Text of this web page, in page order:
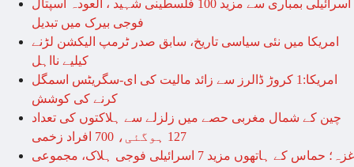
اسرائیلی بمباری سے مزید 100 فلسطینی شہید ، العودہ اسپتال
فوجی بیرک میں تبدیل
امریکا میں نئی سیاسی تاریخ، سابق صدر ٹرمپ الیکشن لڑنے
کیلیے نااہل
امریکا:1 کروڑ ڈالرز سے زائد مالیت کی ای-سگریٹس اسمگل
کرنے کی کوشش
چین کے شمال مغربی حصے میں زلزلے سے ہلاکتوں کی تعداد
127 ہوگئی، 700 افراد زخمی
غزہ؛ حماس کے ہاتھوں مزید 7 اسرائیلی فوجی ہلاک، مجموعی